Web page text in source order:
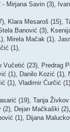
Mirjana Savin (3),
Klara Mesaroš (15),
Banović (3),
Mirela Mačak (1),
(1),
(23), Predrag
(1), Danilo Kozić
(1), Vladimir Ćurčić
(19), Tanja
Dejan Mačkaški
(1), Dijana